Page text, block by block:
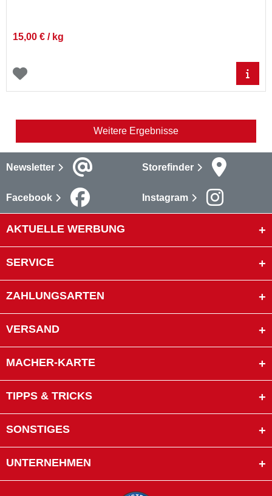
15,00 € / kg
Weitere Ergebnisse
Newsletter Storefinder
Facebook Instagram
AKTUELLE WERBUNG
SERVICE
ZAHLUNGSARTEN
VERSAND
MACHER-KARTE
TIPPS & TRICKS
SONSTIGES
UNTERNEHMEN